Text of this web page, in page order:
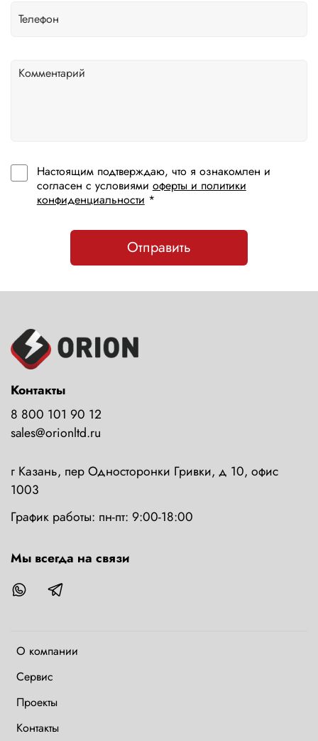
Настоящим подтверждаю, что я ознакомлен и
согласен с условиями оферты и политики
конфиденциальности *
Отправить
О компании
Сервис
Проекты
Контакты
Контакты
8 800 101 90 12
sales@orionltd.ru
г Казань, пер Односторонки Гривки, д 10, офис
1003
График работы: пн-пт: 9:00-18:00
Мы всегда на связи